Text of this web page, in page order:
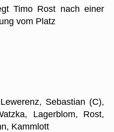
Timo Rost nach einer
vom Platz
Sebastian (C),
Lagerblom, Rost,
Kammlott